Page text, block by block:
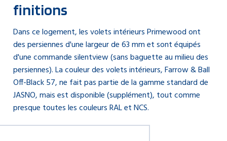
finitions
Dans ce logement, les volets intérieurs Primewood ont
des persiennes d'une largeur de 63 mm et sont équipés
d'une commande silentview (sans baguette au milieu des
persiennes). La couleur des volets intérieurs, Farrow & Ball
Off-Black 57, ne fait pas partie de la gamme standard de
JASNO, mais est disponible (supplément), tout comme
presque toutes les couleurs RAL et NCS.